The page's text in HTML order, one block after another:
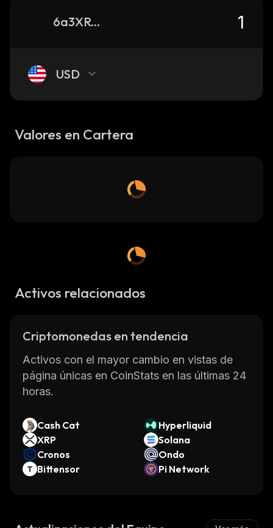
6a3XRcmQ4f2t3cZjXcPKETMam6DhyjTpLrz8hdW9MLGT_solana
USD
Valores en Cartera
Activos relacionados
Criptomonedas en tendencia
Activos con el mayor cambio en vistas de
página únicas en CoinStats en las últimas 24
horas.
Cash Cat
Hyperliquid
XRP
Solana
Cronos
Ondo
Bittensor
Pi Network